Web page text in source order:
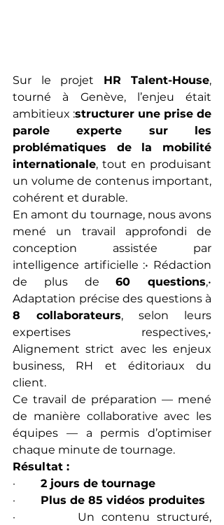
Sur le projet HR Talent-House,
tourné à Genève, l’enjeu était
ambitieux :structurer une prise de
parole experte sur les
problématiques de la mobilité
internationale, tout en produisant
un volume de contenus important,
cohérent et durable.
En amont du tournage, nous avons
mené un travail approfondi de
conception assistée par
intelligence artificielle :• Rédaction
de plus de 60 questions,•
8 collaborateurs, selon leurs
expertises respectives,•
Alignement strict avec les enjeux
business, RH et éditoriaux du
client.
Ce travail de préparation — mené
de manière collaborative avec les
équipes — a permis d’optimiser
chaque minute de tournage.
Résultat :
· 2 jours de tournage
· Plus de 85 vidéos produites
·         Un contenu structuré,